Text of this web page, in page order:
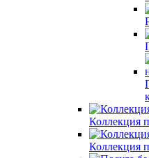
Коллекция
Коллекция